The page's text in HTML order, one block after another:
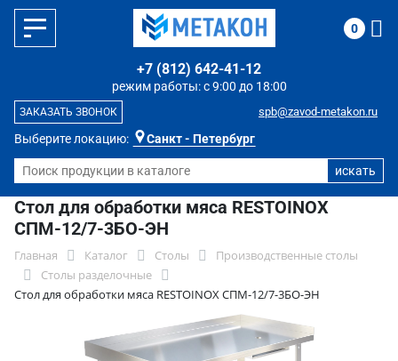
Выберите локацию: Санкт - Петербург
режим работы: с 9:00 до 18:00
+7 (812) 642-41-12
spb@zavod-metakon.ru
ЗАКАЗАТЬ ЗВОНОК
0
Стол для обработки мяса RESTOINOX
СПМ-12/7-3БО-ЭН
Главная Каталог Столы
Производственные столы
Столы разделочные
Стол для обработки мяса RESTOINOX СПМ-12/7-3БО-ЭН